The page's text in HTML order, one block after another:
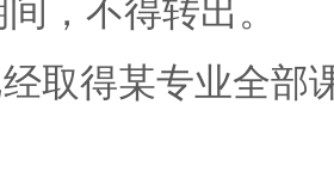
取得某专业全部